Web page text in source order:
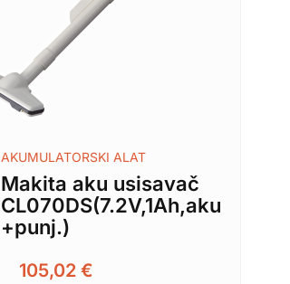
AKUMULATORSKI ALAT
Makita aku usisavač
CL070DS(7.2V,1Ah,aku
+punj.)
105,02 €